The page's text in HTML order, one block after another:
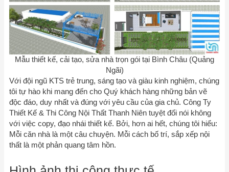
Mẫu thiết kế, cải tạo, sửa nhà trọn gói tại Bình Châu (Quảng
Ngãi)
Với đội ngũ KTS trẻ trung, sáng tạo và giàu kinh nghiệm, chúng
tôi tự hào khi mang đến cho Quý khách hàng những bản vẽ
độc đáo, duy nhất và đúng với yêu cầu của gia chủ. Công Ty
Thiết Kế & Thi Công Nội Thất Thanh Niên tuyệt đối nói không
với việc copy, đạo nhái thiết kế. Bởi, hơn ai hết, chúng tôi hiểu:
Mỗi căn nhà là một câu chuyện. Mỗi cách bố trí, sắp xếp nội
thất là một phản quang tâm hồn.